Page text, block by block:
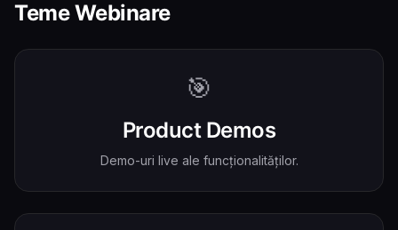
Teme Webinare
🎯
Product Demos
Demo-uri live ale funcționalităților.